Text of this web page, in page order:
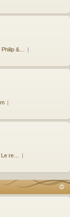
&…
re…